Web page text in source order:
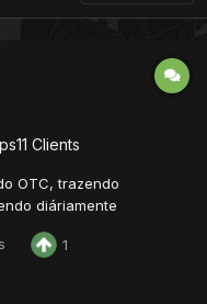
Clients
OTC, trazendo
diáriamente
agora já foi usado por
conferir algumas
1